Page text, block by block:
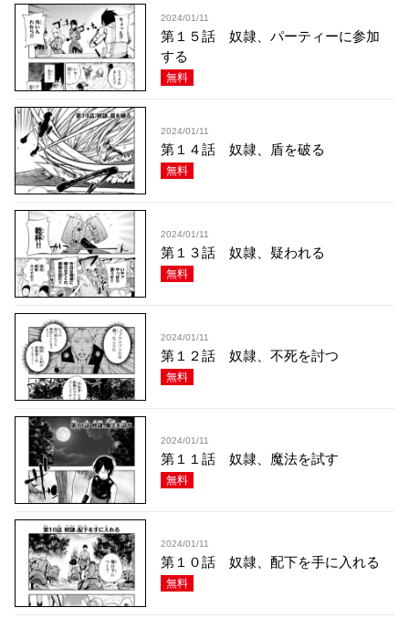
2024/01/11
第１５話 奴隷、パーティーに参加
する
無料
2024/01/11
第１４話 奴隷、盾を破る
無料
2024/01/11
第１３話 奴隷、疑われる
無料
2024/01/11
第１２話 奴隷、不死を討つ
無料
2024/01/11
第１１話 奴隷、魔法を試す
無料
2024/01/11
第１０話 奴隷、配下を手に入れる
無料